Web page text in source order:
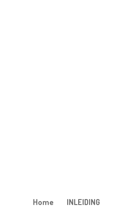
Home INLEIDING